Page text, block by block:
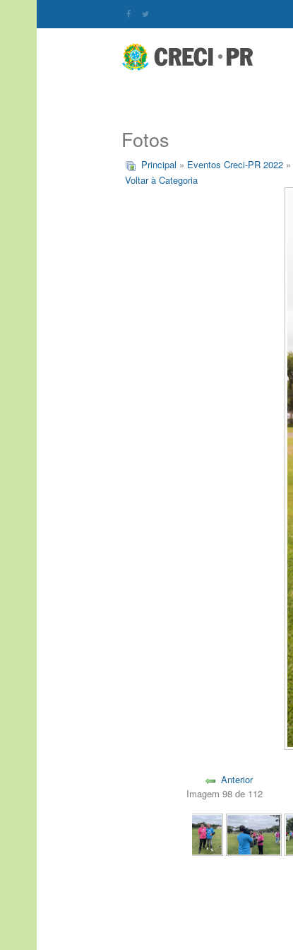
Fotos
Principal » Eventos Creci-PR 2022 »
Voltar à Categoria
Anterior
Imagem 98 de 112